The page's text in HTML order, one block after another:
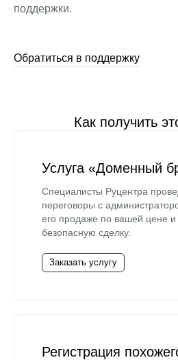
поддержки.
Обратиться в поддержку
Как получить
Услуга «Доменный
Специалисты Руцентра
переговоры с
его продаже по вашей цене и
безопасную сделку.
Заказать услугу
Регистрация